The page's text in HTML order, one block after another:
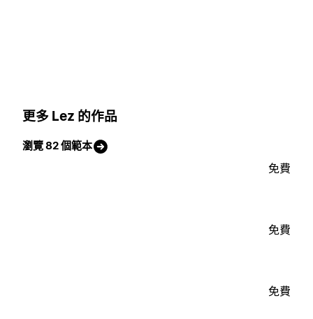
更多 Lez 的作品
瀏覽 82 個範本
免費
免費
免費